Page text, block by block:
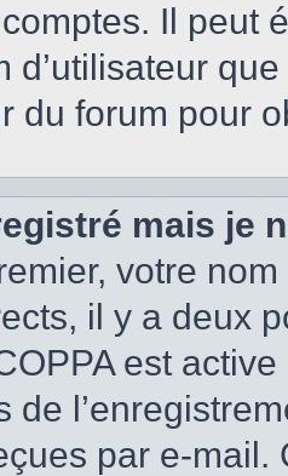
Il peut
d’utilisateur
du forum pour
mais je
votre
il y a deux
est
de
par e-